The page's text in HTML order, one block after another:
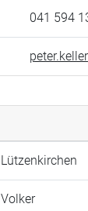
041 594
Lützenkirchen
Volker